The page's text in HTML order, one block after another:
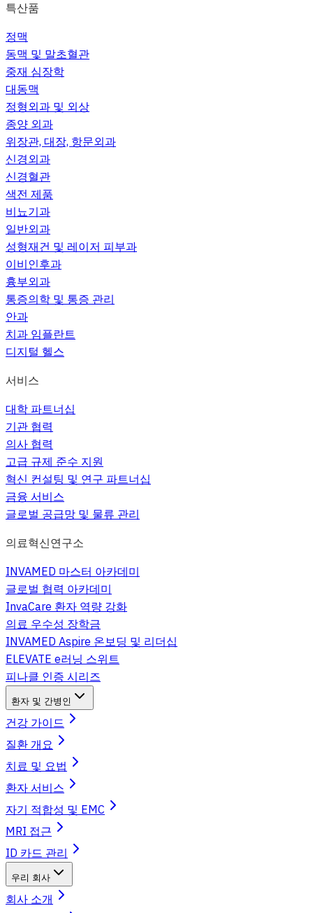
특산품
정맥
동맥 및 말초혈관
중재 심장학
대동맥
정형외과 및 외상
종양 외과
위장관, 대장, 항문외과
신경외과
신경혈관
색전 제품
비뇨기과
일반외과
성형재건 및 레이저 피부과
이비인후과
흉부외과
통증의학 및 통증 관리
안과
치과 임플란트
디지털 헬스
서비스
대학 파트너십
기관 협력
의사 협력
고급 규제 준수 지원
혁신 컨설팅 및 연구 파트너십
금융 서비스
글로벌 공급망 및 물류 관리
의료혁신연구소
INVAMED 마스터 아카데미
글로벌 협력 아카데미
InvaCare 환자 역량 강화
의료 우수성 장학금
INVAMED Aspire 온보딩 및 리더십
ELEVATE e러닝 스위트
피나클 인증 시리즈
환자 및 간병인
건강 가이드
질환 개요
치료 및 요법
환자 서비스
자기 적합성 및 EMC
MRI 접근
ID 카드 관리
우리 회사
회사 소개